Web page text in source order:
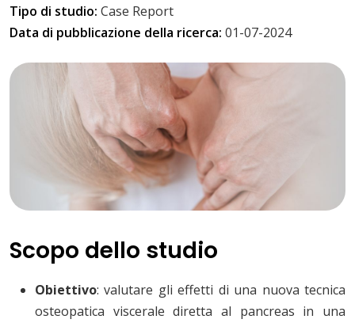
Tipo di studio: Case Report
Data di pubblicazione della ricerca: 01-07-2024
Scopo dello studio
Obiettivo: valutare gli effetti di una nuova tecnica
osteopatica viscerale diretta al pancreas in una